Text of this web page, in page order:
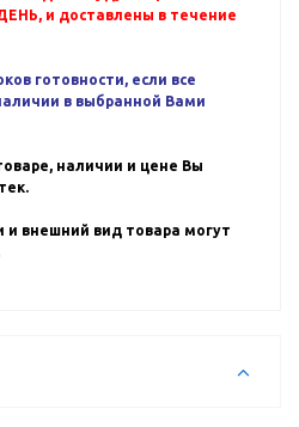
и доставлены в течение
готовности, если все
в выбранной Вами
наличии и цене Вы
и внешний вид товара могут